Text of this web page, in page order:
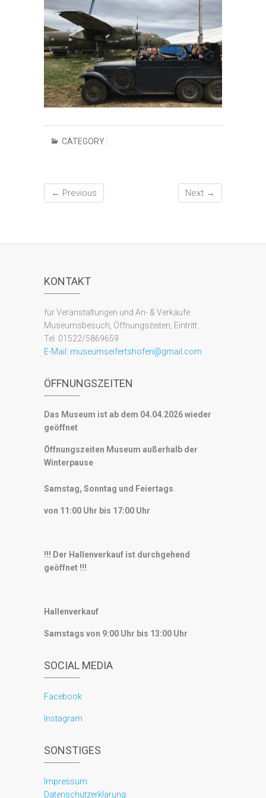
CATEGORY :
← Previous Next →
KONTAKT
für Veranstaltungen und An- & Verkäufe
Museumsbesuch, Öffnungszeiten, Eintritt
Tel. 01522/5869659
E-Mail: museumseifertshofen@gmail.com
ÖFFNUNGSZEITEN
Das Museum ist ab dem 04.04.2026 wieder
geöffnet
Öffnungszeiten Museum außerhalb der
Winterpause
Samstag, Sonntag und Feiertags
von 11:00 Uhr bis 17:00 Uhr
!!! Der Hallenverkauf ist durchgehend
geöffnet !!!
Hallenverkauf
Samstags von 9:00 Uhr bis 13:00 Uhr
SOCIAL MEDIA
Facebook
Instagram
SONSTIGES
Impressum
Datenschutzerklärung